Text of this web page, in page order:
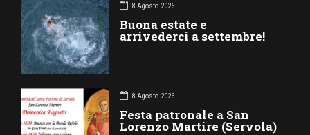
8 Agosto 2026
Buona estate e
arrivederci a settembre!
8 Agosto 2026
Festa patronale a San
Lorenzo Martire (Servola)